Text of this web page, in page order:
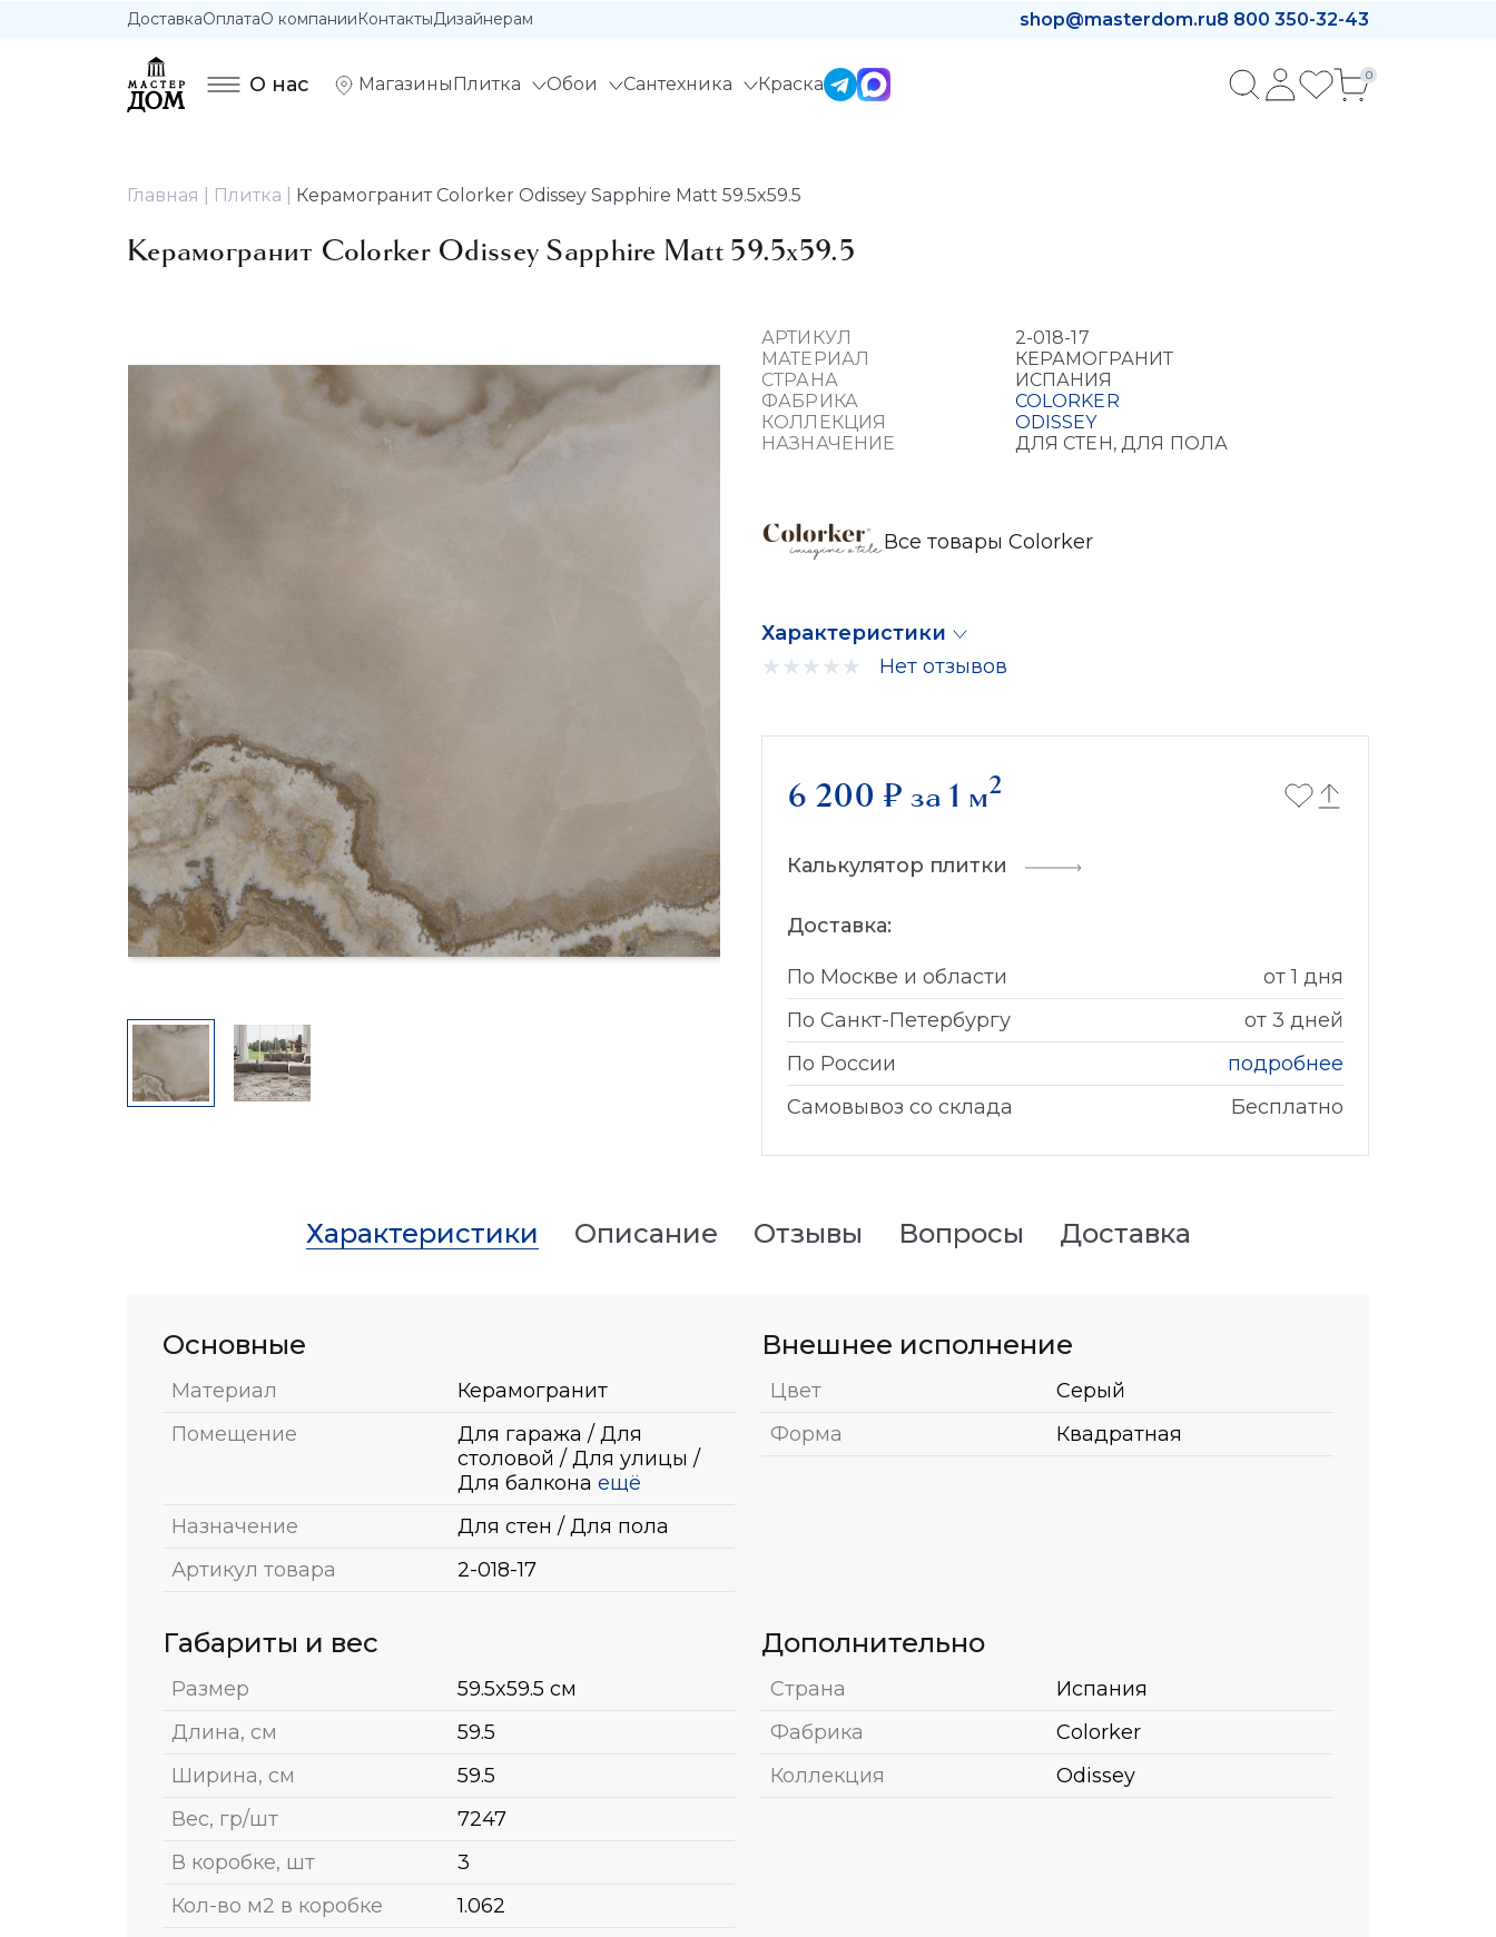
ДоставкаОплатаО компанииКонтактыДизайнерам shop@masterdom.ru8 800 350-32-43
О нас Магазины Плитка Обои Сантехника Краска 0
Главная Плитка Керамогранит Colorker Odissey Sapphire Matt 59.5x59.5
Керамогранит Colorker Odissey Sapphire Matt 59.5x59.5
АРТИКУЛ
2-018-17
МАТЕРИАЛ
КЕРАМОГРАНИТ
СТРАНА
ИСПАНИЯ
ФАБРИКА
COLORKER
КОЛЛЕКЦИЯ
ODISSEY
НАЗНАЧЕНИЕ
ДЛЯ СТЕН, ДЛЯ ПОЛА
Все товары Colorker
Характеристики
Нет отзывов
6 200 ₽ за 1 м2
Калькулятор плитки
Доставка:
По Москве и области
от 1 дня
По Санкт-Петербургу
от 3 дней
По России
подробнее
Самовывоз со склада
Бесплатно
Характеристики Описание Отзывы Вопросы Доставка
Основные
Материал
Керамогранит
Помещение
Для гаража / Для
столовой / Для улицы /
Для балкона ещё
Назначение
Для стен / Для пола
Артикул товара
2-018-17
Внешнее исполнение
Цвет
Серый
Форма
Квадратная
Габариты и вес
Размер
59.5x59.5 см
Длина, см
59.5
Ширина, см
59.5
Вес, гр/шт
7247
В коробке, шт
3
Кол-во м2 в коробке
1.062
Дополнительно
Страна
Испания
Фабрика
Colorker
Коллекция
Odissey